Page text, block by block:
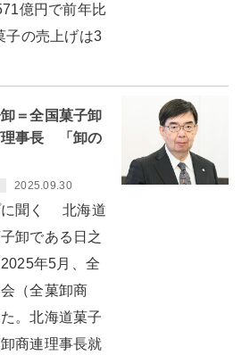
億円で前年比
子の売上げは3
＝全国菓子卸
理事長 「卸の
2025.09.30
聞く 北海道
卸である日之
年5月、全
（全菓卸商
。北海道菓子
商連理事長就